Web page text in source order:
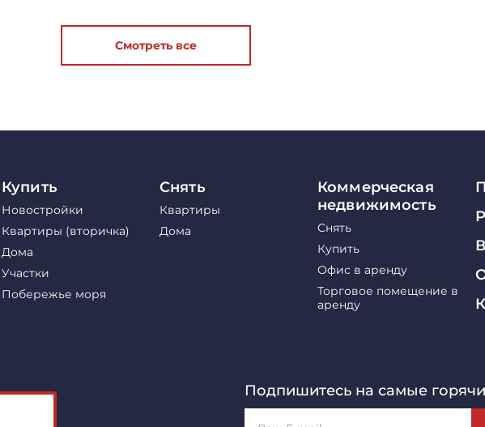
Смотреть все
Купить
Новостройки
Квартиры (вторичка)
Дома
Участки
Побережье моря
Снять
Квартиры
Дома
Коммерческая
недвижимость
Снять
Купить
Офис в аренду
Торговое помещение в
аренду
Подпишитесь на самые